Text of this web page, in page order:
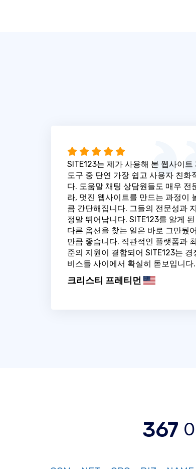
SITE123는 제가 사용해 본 웹사이트
도구 중 단연 가장 쉽고 사용자 친화
다. 도움말 채팅 상담원들도 매우 전
라, 멋진 웹사이트를 만드는 과정이
큼 간단해집니다. 그들의 전문성과
정말 뛰어납니다. SITE123를 알게
다른 옵션을 찾는 일은 바로 그만뒀
만큼 좋습니다. 직관적인 플랫폼과
준의 지원이 결합되어 SITE123는 경
비스들 사이에서 확실히 돋보입니다.
크리스티 프레티먼
367